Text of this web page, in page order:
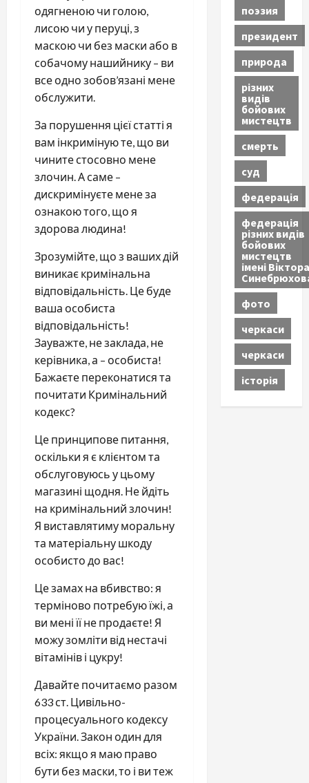
одягненою чи голою,
лисою чи у перуці, з
маскою чи без маски або в
собачому нашийнику – ви
все одно зобов’язані мене
обслужити.
За порушення цієї статті я
вам інкриміную те, що ви
чините стосовно мене
злочин. А саме –
дискримінуєте мене за
ознакою того, що я
здорова людина!
Зрозумійте, що з ваших дій
виникає кримінальна
відповідальність. Це буде
ваша особиста
відповідальність!
Зауважте, не заклада, не
керівника, а – особиста!
Бажаєте переконатися та
почитати Кримінальний
кодекс?
Це принципове питання,
оскільки я є клієнтом та
обслуговуюсь у цьому
магазині щодня. Не йдіть
на кримінальний злочин!
Я виставлятиму моральну
та матеріальну шкоду
особисто до вас!
Це замах на вбивство: я
терміново потребую їжі, а
ви мені її не продаєте! Я
можу зомліти від нестачі
вітамінів і цукру!
Давайте почитаємо разом
633 ст. Цивільно-
процесуального кодексу
України. Закон один для
всіх: якщо я маю право
бути без маски, то і ви теж
поэзия
президент
природа
різних
видів
бойових
мистецтв
смерть
суд
федерація
федерація
різних видів
бойових
мистецтв
імені Віктора
фото
черкаси
черкаси
історія